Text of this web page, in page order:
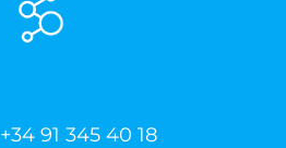
+34 91 345 40 18